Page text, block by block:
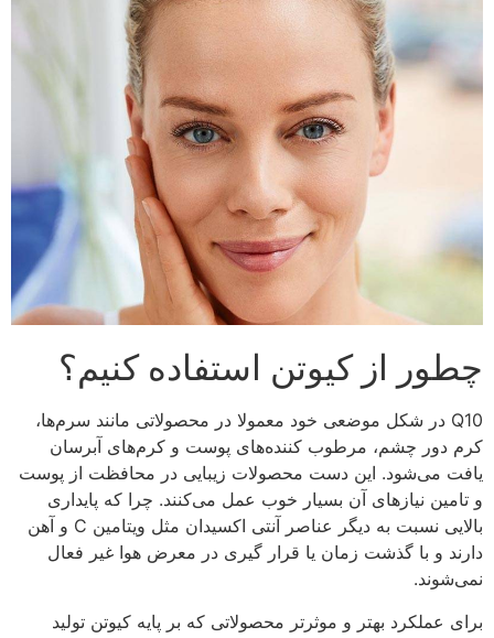
چطور از کیوتن استفاده کنیم؟
Q10 در شکل موضعی خود معمولا در محصولاتی مانند سرم‌ها،
کرم دور چشم، مرطوب کننده‌های پوست و کرم‌های آبرسان
یافت می‌شود. این دست محصولات زیبایی در محافظت از پوست
و تامین نیازهای آن بسیار خوب عمل می‌کنند. چرا که پایداری
بالایی نسبت به دیگر عناصر آنتی اکسیدان مثل ویتامین C و آهن
دارند و با گذشت زمان یا قرار گیری در معرض هوا غیر فعال
نمی‌شوند.
برای عملکرد بهتر و موثرتر محصولاتی که بر پایه کیوتن تولید